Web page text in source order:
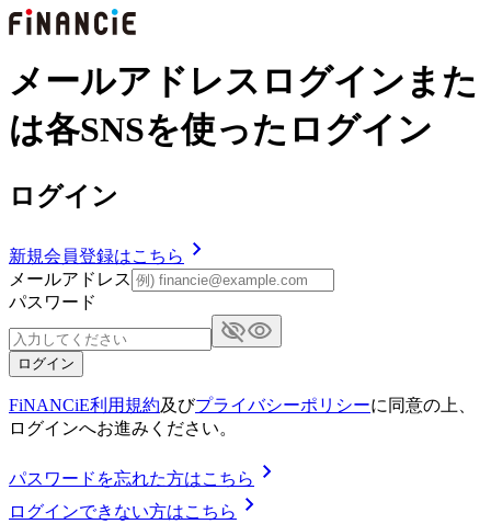
メールアドレスログインまた
は各SNSを使ったログイン
ログイン
新規会員登録はこちら
メールアドレス
パスワード
ログイン
FiNANCiE利用規約及びプライバシーポリシーに同意の上、
ログインへお進みください。
パスワードを忘れた方はこちら
ログインできない方はこちら